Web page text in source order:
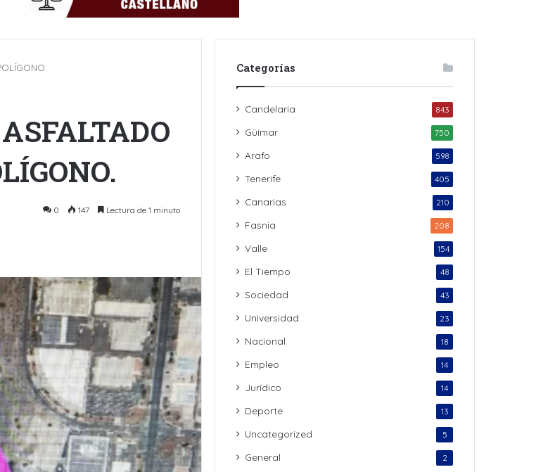
0 147 Lectura de 1 minuto
Categorías
Candelaria 843
Güímar 750
Arafo 598
Tenerife 405
Canarias 210
Fasnia 208
Valle 154
El Tiempo 48
Sociedad 43
Universidad 23
Nacional 18
Empleo 14
Jurídico 14
Deporte 13
Uncategorized 5
General 2